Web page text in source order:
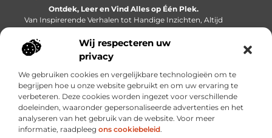
Wij respecteren uw
privacy
We gebruiken cookies en vergelijkbare technologieën om te
begrijpen hoe u onze website gebruikt en om uw ervaring te
verbeteren. Deze cookies worden ingezet voor verschillende
doeleinden, waaronder gepersonaliseerde advertenties en het
analyseren van het gebruik van de website. Voor meer
informatie, raadpleeg ons cookiebeleid.
Ontdek, Leer en Vind Alles op Één Plek.
Van Inspirerende Verhalen tot Handige Inzichten, Altijd
Binnen Handbereik.
Bericht categorie
Onze informatie